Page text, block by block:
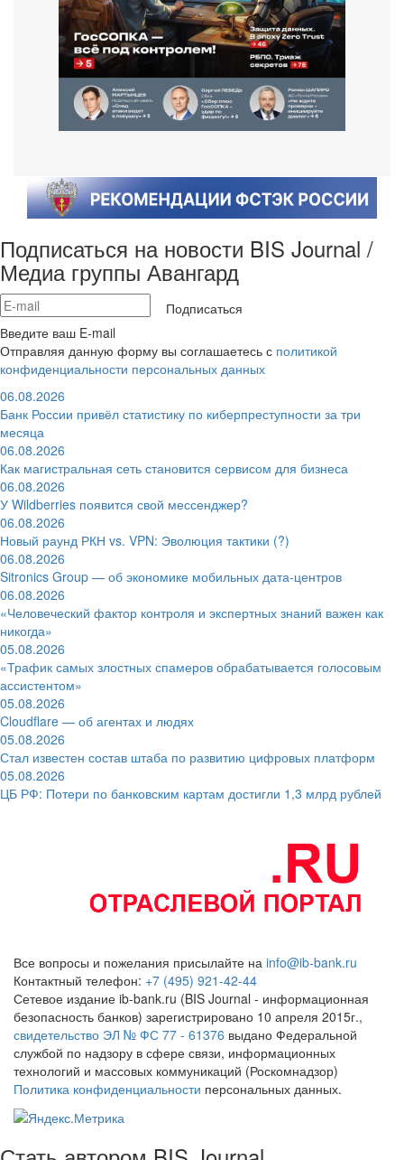
Подписаться на новости BIS Journal /
Медиа группы Авангард
Подписаться
Введите ваш E-mail
Отправляя данную форму вы соглашаетесь с политикой
конфиденциальности персональных данных
06.08.2026
Банк России привёл статистику по киберпреступности за три
месяца
06.08.2026
Как магистральная сеть становится сервисом для бизнеса
06.08.2026
У Wildberries появится свой мессенджер?
06.08.2026
Новый раунд РКН vs. VPN: Эволюция тактики (?)
06.08.2026
Sitronics Group — об экономике мобильных дата-центров
06.08.2026
«Человеческий фактор контроля и экспертных знаний важен как
никогда»
05.08.2026
«Трафик самых злостных спамеров обрабатывается голосовым
ассистентом»
05.08.2026
Cloudflare — об агентах и людях
05.08.2026
Стал известен состав штаба по развитию цифровых платформ
05.08.2026
ЦБ РФ: Потери по банковским картам достигли 1,3 млрд рублей
Все вопросы и пожелания присылайте на info@ib-bank.ru
Контактный телефон: +7 (495) 921-42-44
Сетевое издание ib-bank.ru (BIS Journal - информационная
безопасность банков) зарегистрировано 10 апреля 2015г.,
свидетельство ЭЛ № ФС 77 - 61376 выдано Федеральной
службой по надзору в сфере связи, информационных
технологий и массовых коммуникаций (Роскомнадзор)
Политика конфиденциальности персональных данных.